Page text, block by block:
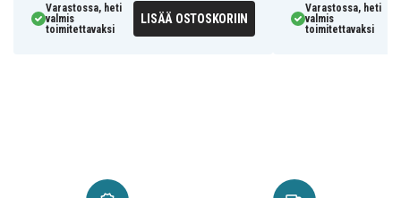
Varastossa, heti
valmis
toimitettavaksi
LISÄÄ OSTOSKORIIN
Varastossa, heti
valmis
toimitettavaksi